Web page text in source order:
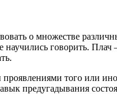
о множестве
говорить.
того или
предугадывания